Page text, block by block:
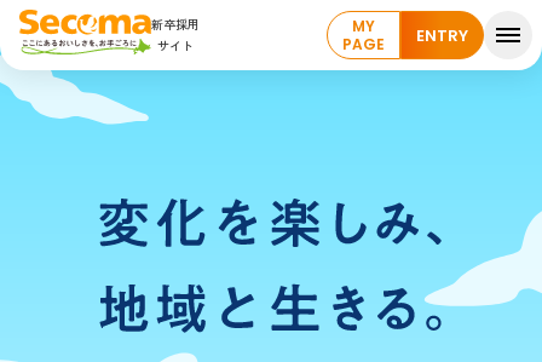
新卒採用
サイト
MY
PAGE
ENTRY